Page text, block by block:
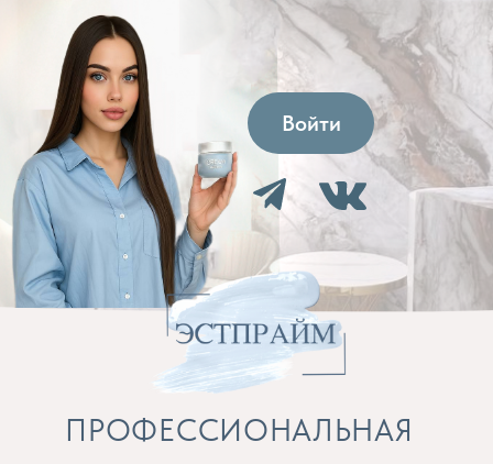
Препараты для косметолога и расходные
материалы
ПРОФЕССИОНАЛЬНАЯ
КОСМЕТИКА
Бренды